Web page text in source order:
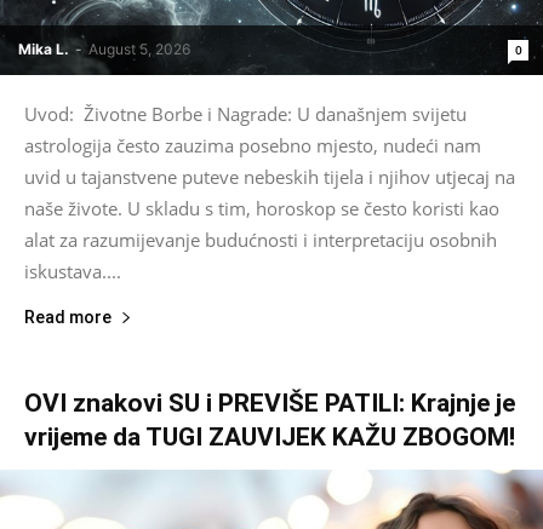
Mika L. - August 5, 2026 0
Uvod: Životne Borbe i Nagrade: U današnjem svijetu
astrologija često zauzima posebno mjesto, nudeći nam
uvid u tajanstvene puteve nebeskih tijela i njihov utjecaj na
naše živote. U skladu s tim, horoskop se često koristi kao
alat za razumijevanje budućnosti i interpretaciju osobnih
iskustava....
Read more
OVI znakovi SU i PREVIŠE PATILI: Krajnje je
vrijeme da TUGI ZAUVIJEK KAŽU ZBOGOM!